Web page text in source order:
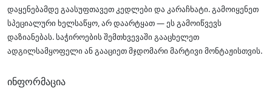
დაყენებამდე გაასუფთავეთ კედლები და კარაჩხატი. გამოიყენეთ
სპეციალური ხელსაწყო, არ დაარტყათ — ეს გამოიწვევს
დაზიანებას. საჭიროების შემთხვევაში გააცხელეთ
ადგილსამყოფელი ან გააციეთ მჯდომარი მარტივი მონტაჟისთვის.
ინფორმაცია